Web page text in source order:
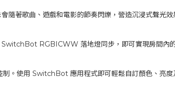
著歌曲、遊戲和電影的節奏閃爍，營造沉浸式聲光
RGBICWW 落地燈同步，即可實現房間內
使用 SwitchBot 應用程式即可輕鬆自訂顏色、亮度